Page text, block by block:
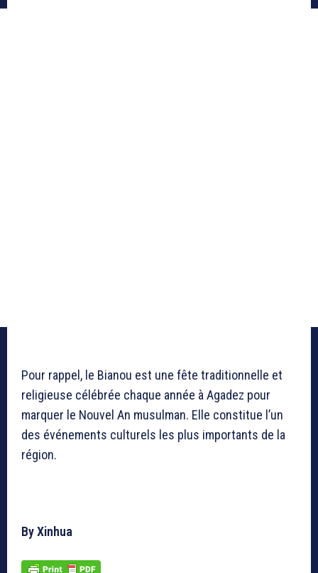
Pour rappel, le Bianou est une fête traditionnelle et
religieuse célébrée chaque année à Agadez pour
marquer le Nouvel An musulman. Elle constitue l’un
des événements culturels les plus importants de la
région.
By Xinhua